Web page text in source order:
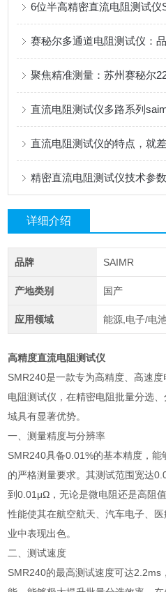
赛秘尔多通道电阻测试仪：
聚焦精准测量：苏州赛秘尔
直流电阻测试仪多路系列
直流电阻测试仪的特点，就
精密直流电阻测试仪技术参
详细介绍
品牌 SAIMR
产地类别 国产
应用领域 能源,电子/电
高精度直流电阻测试仪
SMR240是一款专为高精度、高速
电阻测试仪，在精密电阻批量分选
域具有显著优势。
一、测量精度与分辨率
SMR240具备0.01%的基本精度，
的严格测量要求。其测试范围宽达
到0.01μΩ，无论是微电阻还是高阻
性能使其在航空航天、汽车电子、
业中表现出色。
二、测试速度
SMR240的最高测试速度可达2.2ms